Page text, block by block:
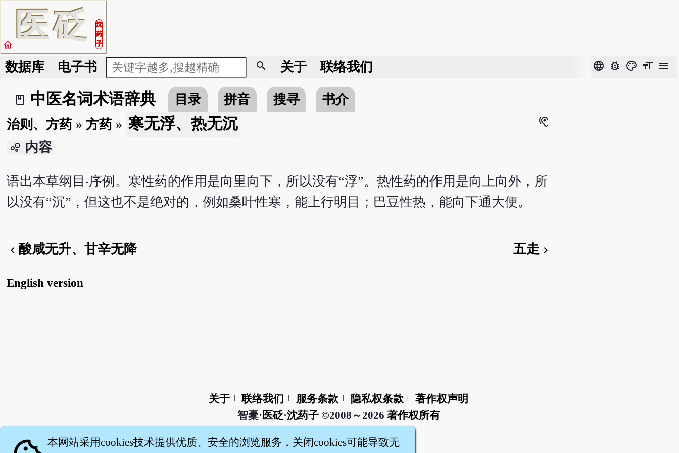
医砭
沈
药
子
home
数据库 电子书 search 关于 联络我们 language bug_report color_lens format_size menu
book_2
中医名词术语辞典 目录 拼音 搜寻
书介
治则、方药» 方药» 寒无浮、热无沉 hearing
bubble_chart 内容
语出本草纲目‧序例。寒性药的作用是向里向下，所以没有“浮”。热性药的作用是向上向外，所
以没有“沉”，但这也不是绝对的，例如桑叶性寒，能上行明目；巴豆性热，能向下通大便。
chevron_left 酸咸无升、甘辛无降 五走chevron_right
English version
关于 联络我们 服务条款 隐私权条款
著作权声明
智橐· 医砭·沈药子©2008～2026 著作权所有
本网站采用cookies技术提供优质、安全的浏览服务，关闭cookies可能导致无